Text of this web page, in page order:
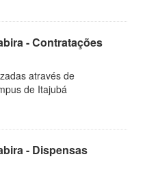
- Contratações
através de
de Itajubá
- Dispensas